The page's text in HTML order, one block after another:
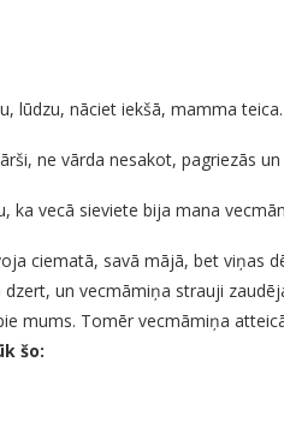
lūdzu, nāciet iekšā, mamma teica.
ne vārda nesakot, pagriezās
ka vecā sieviete bija mana
ciematā, savā mājā, bet viņas
dzert, un vecmāmiņa strauji
mums. Tomēr vecmāmiņa
šo: